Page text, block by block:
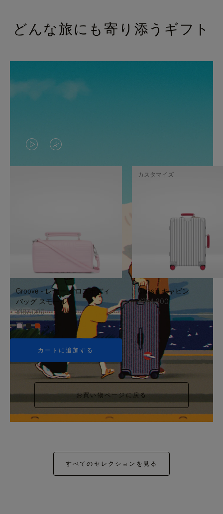
どんな旅にも寄り添うギフト
VIDEO
IS
TO
IT
VIDEO
IS
UNMUTE
IT
Groove - レザー クロスボディ
バッグ スモール
¥187,000
+5
カートに追加する
Classic キャビン
¥354,200
カスタマイズ
お買い物ページに戻る
すべてのセレクションを見る